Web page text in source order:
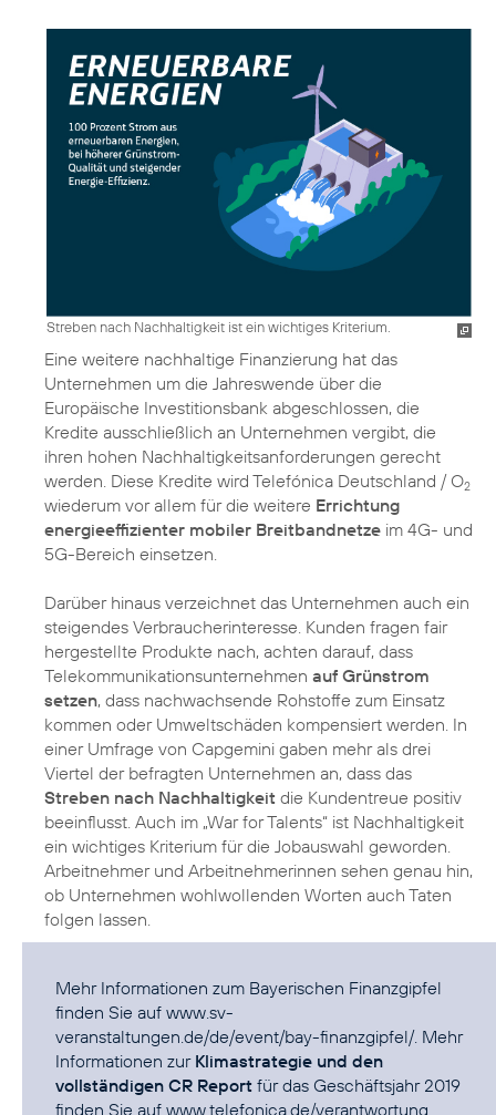
Streben nach Nachhaltigkeit ist ein wichtiges Kriterium.
Eine weitere nachhaltige Finanzierung hat das
Unternehmen um die Jahreswende über die
Europäische Investitionsbank abgeschlossen, die
Kredite ausschließlich an Unternehmen vergibt, die
ihren hohen Nachhaltigkeitsanforderungen gerecht
werden. Diese Kredite wird Telefónica Deutschland / O2
wiederum vor allem für die weitere Errichtung
energieeffizienter mobiler Breitbandnetze im 4G- und
5G-Bereich einsetzen.
Darüber hinaus verzeichnet das Unternehmen auch ein
steigendes Verbraucherinteresse. Kunden fragen fair
hergestellte Produkte nach, achten darauf, dass
Telekommunikationsunternehmen auf Grünstrom
setzen, dass nachwachsende Rohstoffe zum Einsatz
kommen oder Umweltschäden kompensiert werden. In
einer Umfrage von Capgemini gaben mehr als drei
Viertel der befragten Unternehmen an, dass das
Streben nach Nachhaltigkeit die Kundentreue positiv
beeinflusst. Auch im „War for Talents“ ist Nachhaltigkeit
ein wichtiges Kriterium für die Jobauswahl geworden.
Arbeitnehmer und Arbeitnehmerinnen sehen genau hin,
ob Unternehmen wohlwollenden Worten auch Taten
folgen lassen.
Mehr Informationen zum Bayerischen Finanzgipfel
finden Sie auf www.sv-
veranstaltungen.de/de/event/bay-finanzgipfel/. Mehr
Informationen zur Klimastrategie und den
vollständigen CR Report für das Geschäftsjahr 2019
finden Sie auf www.telefonica.de/verantwortung